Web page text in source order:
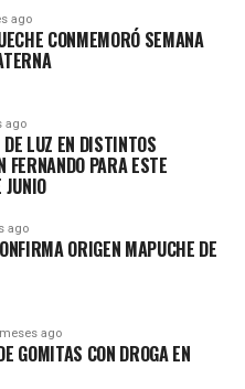
ago
CONMEMORÓ SEMANA
ago
LUZ EN DISTINTOS
FERNANDO PARA ESTE
ago
ORIGEN MAPUCHE DE
ago
GOMITAS CON DROGA EN